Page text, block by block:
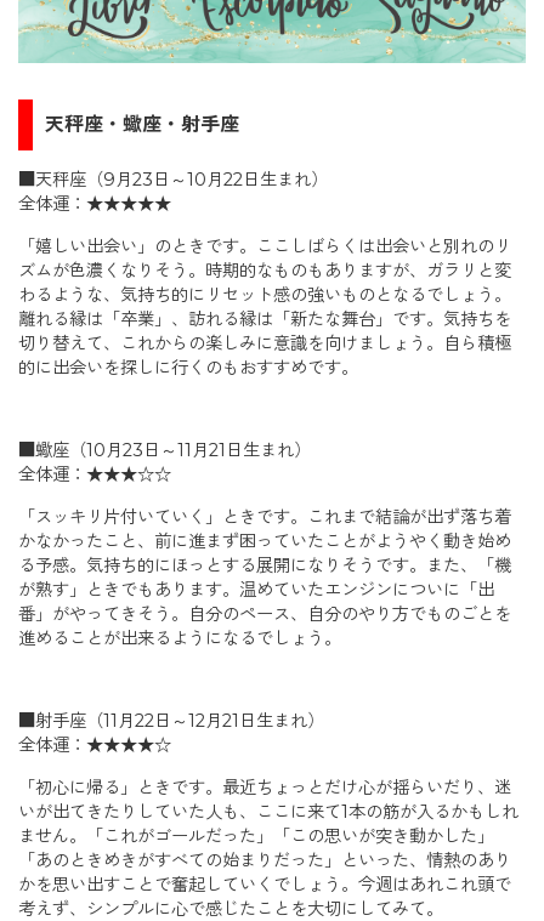
天秤座・蠍座・射手座
■天秤座（9月23日～10月22日生まれ）
全体運：★★★★★
「嬉しい出会い」のときです。ここしばらくは出会いと別れのリ
ズムが色濃くなりそう。時期的なものもありますが、ガラリと変
わるような、気持ち的にリセット感の強いものとなるでしょう。
離れる縁は「卒業」、訪れる縁は「新たな舞台」です。気持ちを
切り替えて、これからの楽しみに意識を向けましょう。自ら積極
的に出会いを探しに行くのもおすすめです。
■蠍座（10月23日～11月21日生まれ）
全体運：★★★☆☆
「スッキリ片付いていく」ときです。これまで結論が出ず落ち着
かなかったこと、前に進まず困っていたことがようやく動き始め
る予感。気持ち的にほっとする展開になりそうです。また、「機
が熟す」ときでもあります。温めていたエンジンについに「出
番」がやってきそう。自分のペース、自分のやり方でものごとを
進めることが出来るようになるでしょう。
■射手座（11月22日～12月21日生まれ）
全体運：★★★★☆
「初心に帰る」ときです。最近ちょっとだけ心が揺らいだり、迷
いが出てきたりしていた人も、ここに来て1本の筋が入るかもしれ
ません。「これがゴールだった」「この思いが突き動かした」
「あのときめきがすべての始まりだった」といった、情熱のあり
かを思い出すことで奮起していくでしょう。今週はあれこれ頭で
考えず、シンプルに心で感じたことを大切にしてみて。